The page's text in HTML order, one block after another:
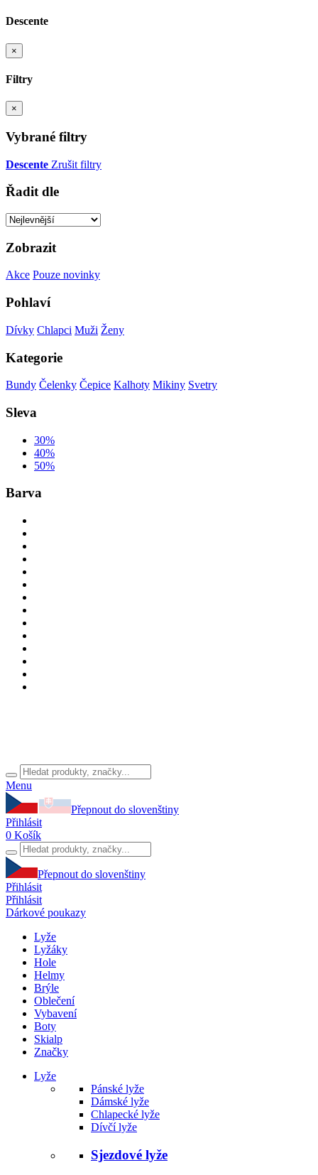
Descente
×
Filtry
×
Vybrané filtry
Descente Zrušit filtry
Řadit dle
Zobrazit
Akce Pouze novinky
Pohlaví
Dívky Chlapci Muži Ženy
Kategorie
Bundy Čelenky Čepice Kalhoty Mikiny Svetry
Sleva
30%
40%
50%
Barva
Menu
Přepnout do slovenštiny
Přihlásit
0 Košík
Přepnout do slovenštiny
Přihlásit
Přihlásit
Dárkové poukazy
Lyže
Lyžáky
Hole
Helmy
Brýle
Oblečení
Vybavení
Boty
Skialp
Značky
Lyže
Pánské lyže
Dámské lyže
Chlapecké lyže
Dívčí lyže
Sjezdové lyže